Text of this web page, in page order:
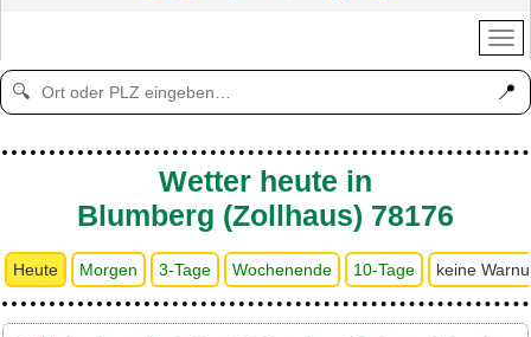
🔍 📍
Wetter heute in
Blumberg (Zollhaus) 78176
Heute Morgen 3-Tage Wochenende 10-Tage keine